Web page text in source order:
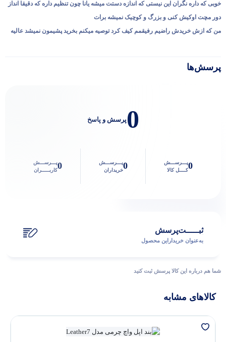
خوبی که داره نگران این نیستی که اندازه دستت میشه یانا چون تنظیم داره که دقیقا انداز
دور مچت اوکیش کنی و بزرگ و کوچیک نمیشه برات
من که ازش خریدش راضیم رفیقمم کیف کرد توصیه میکنم بخرید پشیمون نمیشد عالیه
پرسش‌ها
0پرسش و پاسخ
0پـــرســـش
کــــل کالا
0پـــرســـش
خریداران
0پـــرســـش
کاربـــــران
ثبـــــت‌پرسش
به‌عنوان ‌خریدار‌این‌ محصول
شما هم درباره این کالا پرسش ثبت کنید
کالاهای مشابه